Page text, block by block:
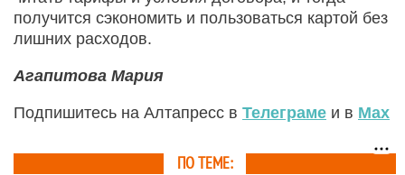
получится сэкономить и пользоваться картой без
лишних расходов.
Агапитова Мария
Подпишитесь на Алтапресс в Телеграме и в Max
ПО ТЕМЕ: